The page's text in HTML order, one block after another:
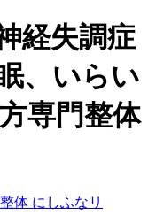
経失調症
、いらい
専門整体